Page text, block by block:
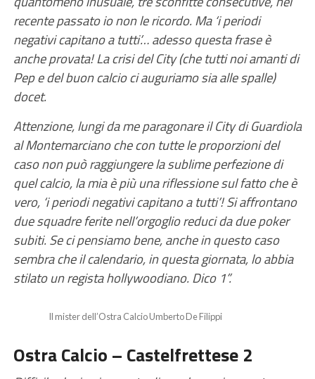
recente passato io non le ricordo. Ma ‘i periodi
negativi capitano a tutti’… adesso questa frase è
anche provata! La crisi del City (che tutti noi amanti di
Pep e del buon calcio ci auguriamo sia alle spalle)
docet.
Attenzione, lungi da me paragonare il City di Guardiola
al Montemarciano che con tutte le proporzioni del
caso non può raggiungere la sublime perfezione di
quel calcio, la mia è più una riflessione sul fatto che è
vero, ‘i periodi negativi capitano a tutti’! Si affrontano
due squadre ferite nell’orgoglio reduci da due poker
subiti. Se ci pensiamo bene, anche in questo caso
sembra che il calendario, in questa giornata, lo abbia
stilato un regista hollywoodiano. Dico 1”.
Il mister dell’Ostra Calcio Umberto De Filippi
Ostra Calcio – Castelfrettese 2